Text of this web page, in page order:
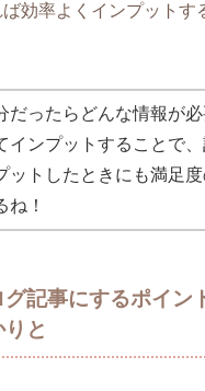
効率よくインプットす
だったらどんな情報が
インプットすることで
ットしたときにも満足
ね！
グ記事にするポイ
と